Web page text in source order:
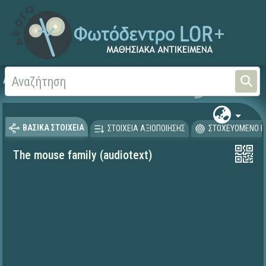
Αρχική Ξένες Γλώσσες -
ΒΑΣΙΚΑ ΣΤΟΙΧΕΙΑ ΣΤΟΙΧΕΙΑ ΑΞΙΟΠΟΙΗΣΗΣ ΣΤΟΧΕΥΟΜΕΝΟ
The mouse family (audiotext)